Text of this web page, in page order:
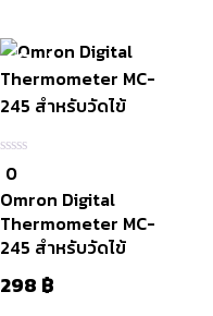
มีสินค้า
0
ใน
5
0
Omron Digital
Thermometer MC-
245 สำหรับวัดไข้
298 ฿